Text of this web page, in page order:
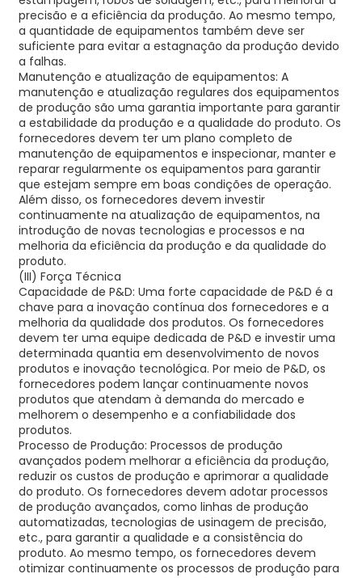
precisão e a eficiência da produção. Ao mesmo tempo,
a quantidade de equipamentos também deve ser
suficiente para evitar a estagnação da produção devido
a falhas.
Manutenção e atualização de equipamentos: A
manutenção e atualização regulares dos equipamentos
de produção são uma garantia importante para garantir
a estabilidade da produção e a qualidade do produto. Os
fornecedores devem ter um plano completo de
manutenção de equipamentos e inspecionar, manter e
reparar regularmente os equipamentos para garantir
que estejam sempre em boas condições de operação.
Além disso, os fornecedores devem investir
continuamente na atualização de equipamentos, na
introdução de novas tecnologias e processos e na
melhoria da eficiência da produção e da qualidade do
produto.
(III) Força Técnica
Capacidade de P&D: Uma forte capacidade de P&D é a
chave para a inovação contínua dos fornecedores e a
melhoria da qualidade dos produtos. Os fornecedores
devem ter uma equipe dedicada de P&D e investir uma
determinada quantia em desenvolvimento de novos
produtos e inovação tecnológica. Por meio de P&D, os
fornecedores podem lançar continuamente novos
produtos que atendam à demanda do mercado e
melhorem o desempenho e a confiabilidade dos
produtos.
Processo de Produção: Processos de produção
avançados podem melhorar a eficiência da produção,
reduzir os custos de produção e aprimorar a qualidade
do produto. Os fornecedores devem adotar processos
de produção avançados, como linhas de produção
automatizadas, tecnologias de usinagem de precisão,
etc., para garantir a qualidade e a consistência do
produto. Ao mesmo tempo, os fornecedores devem
otimizar continuamente os processos de produção para